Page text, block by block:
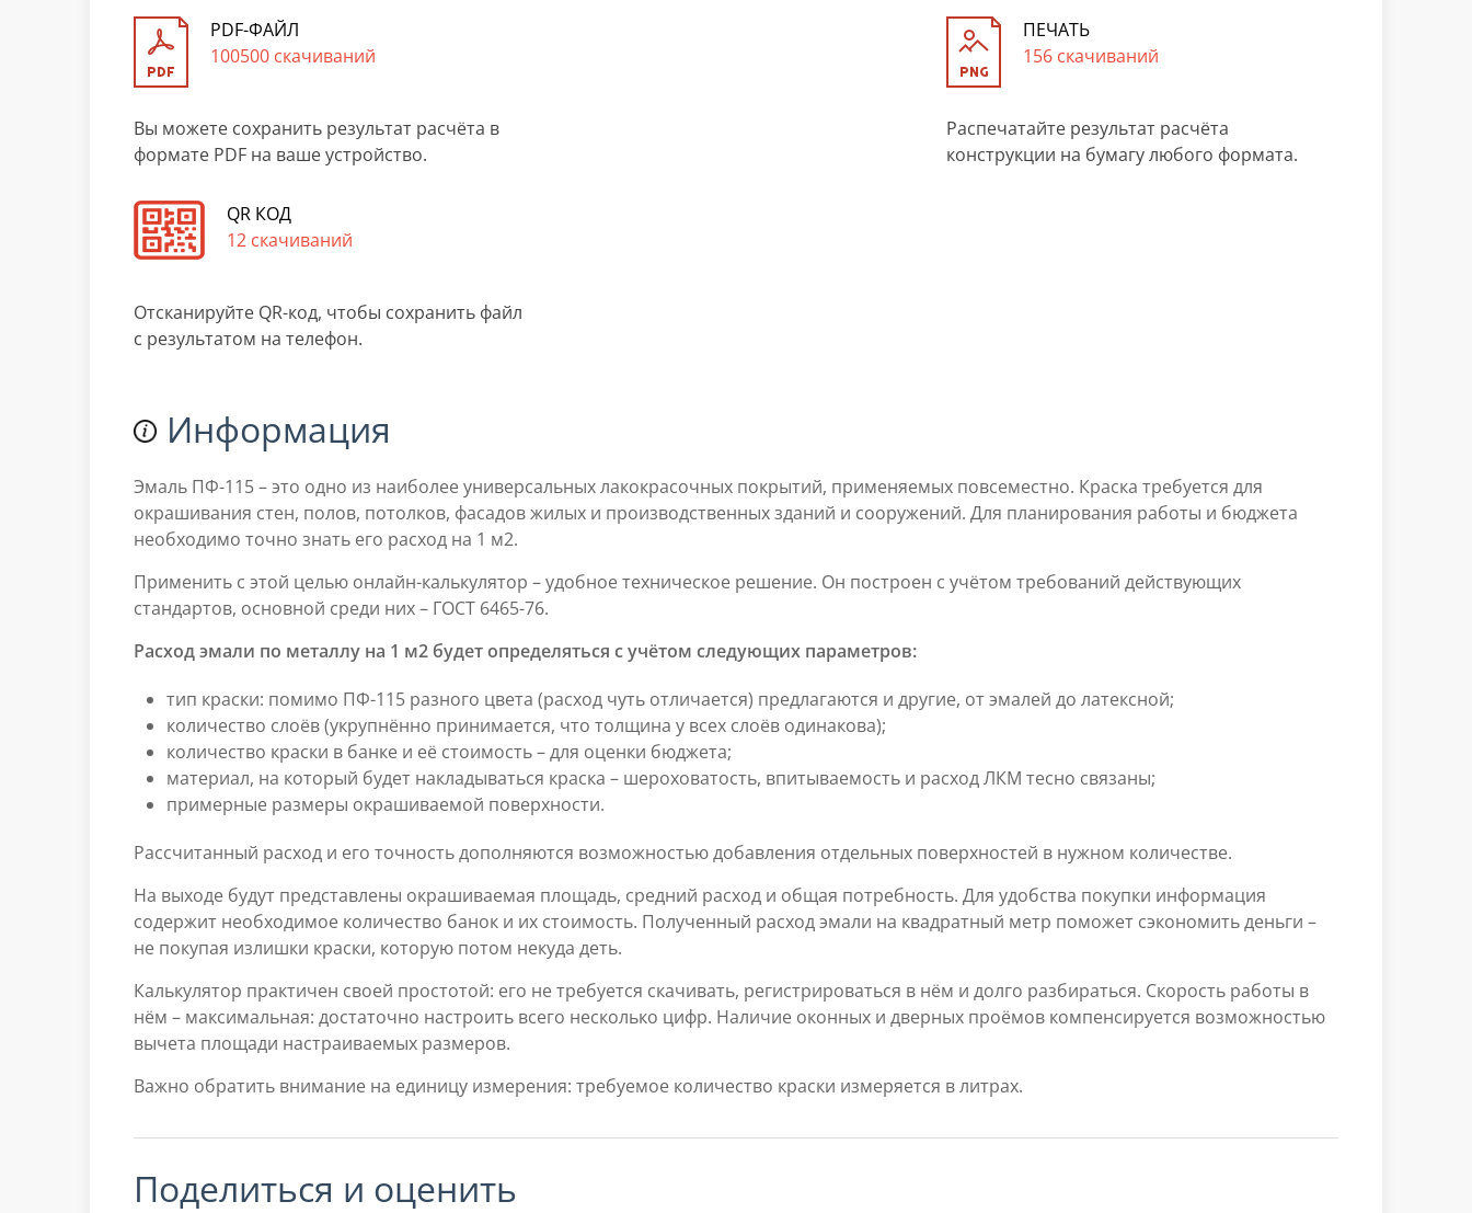
PDF-ФАЙЛ
100500 скачиваний
Вы можете сохранить результат расчёта в
формате PDF на ваше устройство.
ПЕЧАТЬ
156 скачиваний
Распечатайте результат расчёта
конструкции на бумагу любого формата.
QR КОД
12 скачиваний
Отсканируйте QR-код, чтобы сохранить файл
с результатом на телефон.
Информация
Эмаль ПФ-115 – это одно из наиболее универсальных лакокрасочных покрытий, применяемых повсеместно. Краска требуется для
окрашивания стен, полов, потолков, фасадов жилых и производственных зданий и сооружений. Для планирования работы и бюджета
необходимо точно знать его расход на 1 м2.
Применить с этой целью онлайн-калькулятор – удобное техническое решение. Он построен с учётом требований действующих
стандартов, основной среди них – ГОСТ 6465-76.
Расход эмали по металлу на 1 м2 будет определяться с учётом следующих параметров:
тип краски: помимо ПФ-115 разного цвета (расход чуть отличается) предлагаются и другие, от эмалей до латексной;
количество слоёв (укрупнённо принимается, что толщина у всех слоёв одинакова);
количество краски в банке и её стоимость – для оценки бюджета;
материал, на который будет накладываться краска – шероховатость, впитываемость и расход ЛКМ тесно связаны;
примерные размеры окрашиваемой поверхности.
Рассчитанный расход и его точность дополняются возможностью добавления отдельных поверхностей в нужном количестве.
На выходе будут представлены окрашиваемая площадь, средний расход и общая потребность. Для удобства покупки информация
содержит необходимое количество банок и их стоимость. Полученный расход эмали на квадратный метр поможет сэкономить деньги –
не покупая излишки краски, которую потом некуда деть.
Калькулятор практичен своей простотой: его не требуется скачивать, регистрироваться в нём и долго разбираться. Скорость работы в
нём – максимальная: достаточно настроить всего несколько цифр. Наличие оконных и дверных проёмов компенсируется возможностью
вычета площади настраиваемых размеров.
Важно обратить внимание на единицу измерения: требуемое количество краски измеряется в литрах.
поделиться и оценить